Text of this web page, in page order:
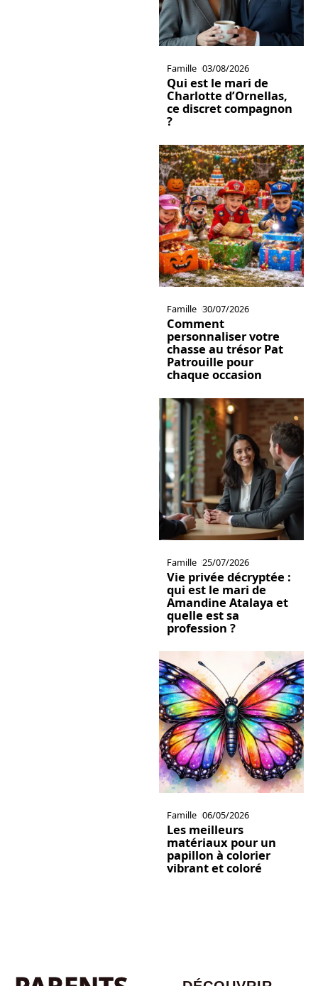
Famille 03/08/2026
Qui est le mari de
Charlotte d’Ornellas,
ce discret compagnon
?
Famille 30/07/2026
Comment
personnaliser votre
chasse au trésor Pat
Patrouille pour
chaque occasion
Famille 25/07/2026
Vie privée décryptée :
qui est le mari de
Amandine Atalaya et
quelle est sa
profession ?
Famille 06/05/2026
Les meilleurs
matériaux pour un
papillon à colorier
vibrant et coloré